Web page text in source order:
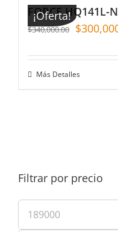
¡Oferta!
FORCE HQ141L-
$340,000.00 $
Más Detalles
Filtrar por precio